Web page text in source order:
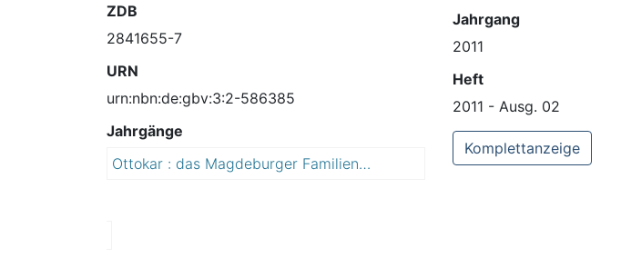
ZDB
2841655-7
URN
urn:nbn:de:gbv:3:2-586385
Jahrgänge
Ottokar : das Magdeburger Familienmagazin
Jahrgang
2011
Heft
2011 - Ausg. 02
Komplettanzeige